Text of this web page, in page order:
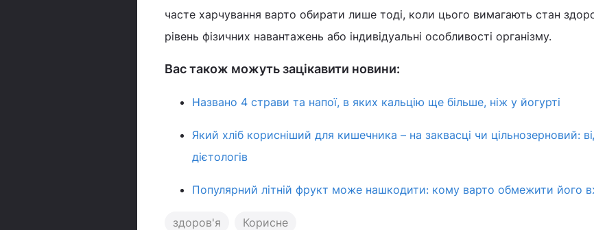
часте харчування варто обирати лише тоді, коли цього вимагають стан
рівень фізичних навантажень або індивідуальні особливості організму.
Вас також можуть зацікавити новини:
Названо 4 страви та напої, в яких кальцію ще більше, ніж у йогурті
Який хліб корисніший для кишечника – на заквасці чи цільнозерновий:
дієтологів
Популярний літній фрукт може нашкодити: кому варто обмежити його
здоров'я Корисне